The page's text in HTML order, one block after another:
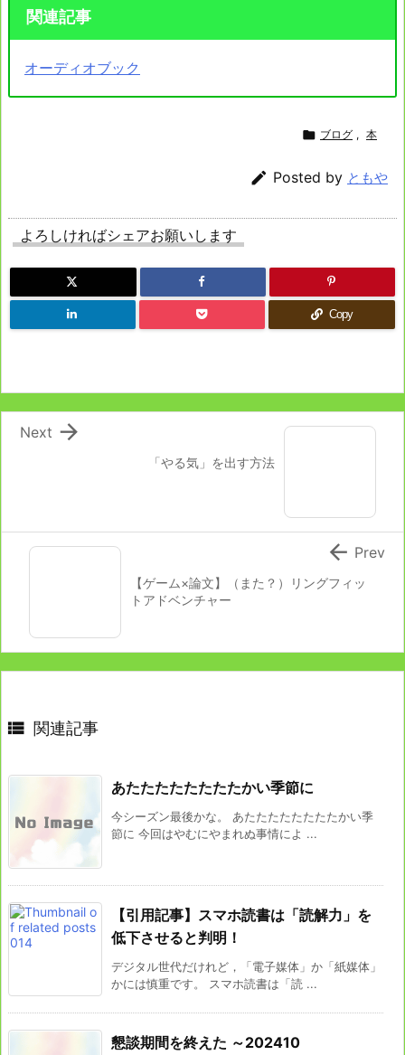
関連記事
オーディオブック
 ブログ , 本
 Posted by ともや
よろしければシェアお願いします
Copy
「やる気」を出す方法

Next
【ゲーム×論文】（また？）リングフィッ
トアドベンチャー
 Prev
 関連記事
あたたたたたたたたかい季節に
今シーズン最後かな。 あたたたたたたたたかい季
節に 今回はやむにやまれぬ事情によ ...
【引用記事】スマホ読書は「読解力」を
低下させると判明！
デジタル世代だけれど，「電子媒体」か「紙媒体」
かには慎重です。 スマホ読書は「読 ...
懇談期間を終えた ～202410